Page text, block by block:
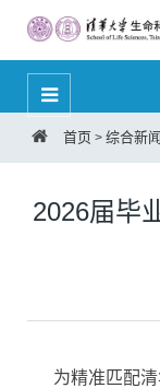
首页 > 综合新闻
2026届毕
为精准匹配